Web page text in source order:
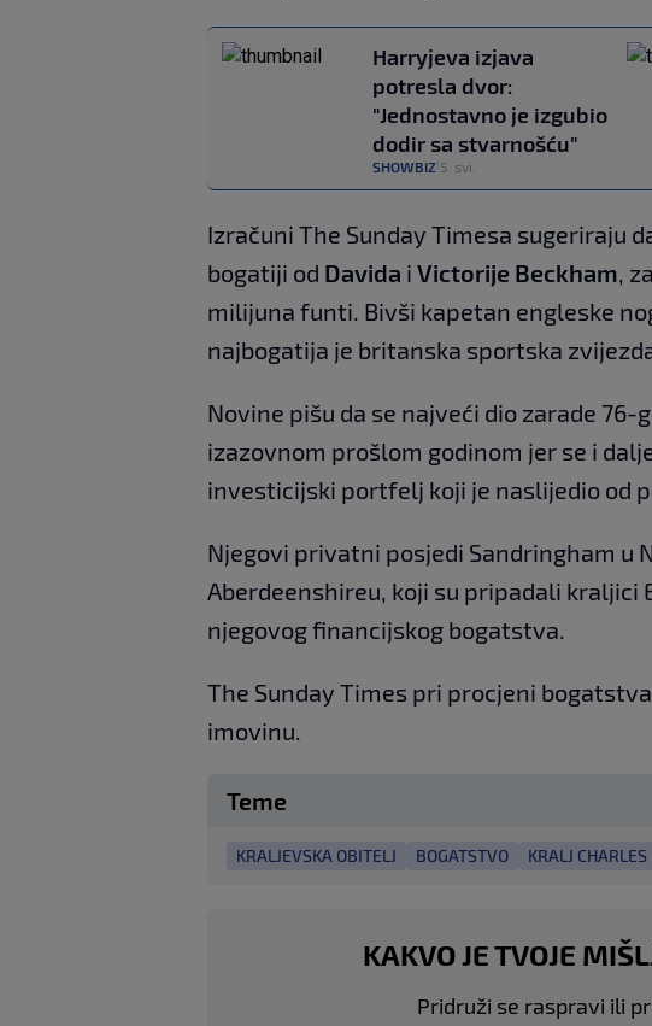
Harryjeva izjava
potresla dvor:
"Jednostavno je izgubio
dodir sa stvarnošću"
SHOWBIZ 5. svi.
Izračuni The Sunday Timesa sugeriraju
bogatiji od Davida i Victorije Beckham,
milijuna funti. Bivši kapetan engleske
najbogatija je britanska sportska
Novine pišu da se najveći dio zarade
izazovnom prošlom godinom jer se i
investicijski portfelj koji je naslijedio od
Njegovi privatni posjedi Sandringham u
Aberdeenshireu, koji su pripadali kraljici
njegovog financijskog bogatstva.
The Sunday Times pri procjeni
imovinu.
Teme
KRALJEVSKA OBITELJ BOGATSTVO KRALJ CHARLES
KAKVO JE TVOJE
Pridruži se raspravi ili